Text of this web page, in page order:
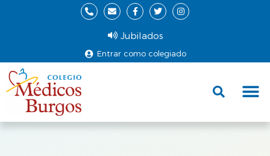
Entrar como colegiado
Jubilados